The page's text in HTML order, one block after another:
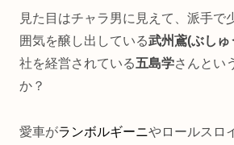
見た目はチャラ男に見えて、派手で
囲気を醸し出している武州鳶(ぶしゅ
社を経営されている五島学さんとい
か？
愛車がランボルギーニやロールスロ